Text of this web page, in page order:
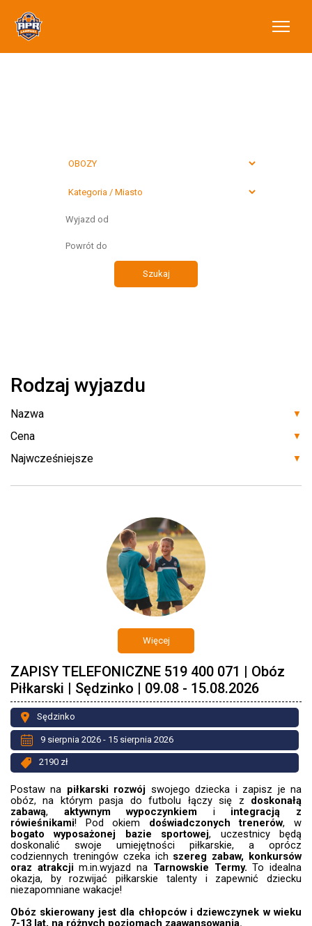
Szukaj
Rodzaj wyjazdu
▼
▼
▼
Więcej
ZAPISY TELEFONICZNE 519 400 071 | Obóz
Piłkarski | Sędzinko | 09.08 - 15.08.2026
Sędzinko
9 sierpnia 2026 - 15 sierpnia 2026
2190 zł
Postaw na piłkarski rozwój swojego dziecka i zapisz je na
obóz, na którym pasja do futbolu łączy się z doskonałą
zabawą, aktywnym wypoczynkiem i integracją z
rówieśnikami! Pod okiem doświadczonych trenerów, w
bogato wyposażonej bazie sportowej, uczestnicy będą
doskonalić swoje umiejętności piłkarskie, a oprócz
codziennych treningów czeka ich szereg zabaw, konkursów
oraz atrakcjim.in.wyjazdna Tarnowskie Termy.To idealna
okazja, by rozwijać piłkarskie talenty i zapewnić dziecku
niezapomniane wakacje!
Obóz skierowany jest dla chłopców i dziewczynek w wieku
7-13 lat, na różnych poziomach zaawansowania.